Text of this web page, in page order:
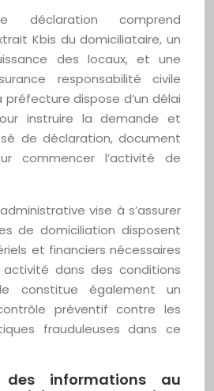
déclaration comprend
Kbis du domiciliataire, un
des locaux, et une
responsabilité civile
préfecture dispose d’un délai
instruire la demande et
de déclaration, document
commencer l’activité de
vise à s’assurer
de domiciliation disposent
et financiers nécessaires
activité dans des conditions
constitue également un
préventif contre les
frauduleuses dans ce
des informations au